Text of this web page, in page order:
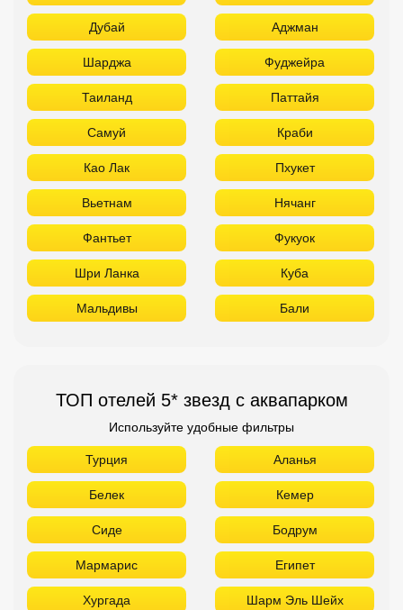
Дубай Аджман
Шарджа Фуджейра
Таиланд Паттайя
Самуй Краби
Као Лак Пхукет
Вьетнам Нячанг
Фантьет Фукуок
Шри Ланка Куба
Мальдивы Бали
ТОП отелей 5* звезд с аквапарком
Используйте удобные фильтры
Турция Аланья
Белек Кемер
Сиде Бодрум
Мармарис Египет
Хургада Шарм Эль Шейх